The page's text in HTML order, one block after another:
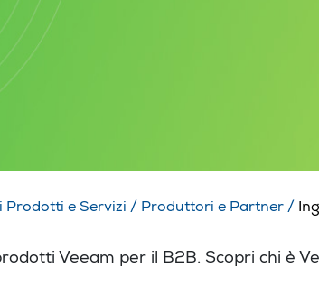
Prodotti e Servizi / Produttori e Partner /
Veeam per il B2B. Scopri chi è